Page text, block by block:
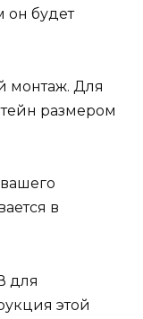
он будет
монтаж. Для
размером
в
для
этой